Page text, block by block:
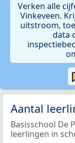
Verken alle
Vinkeveen.
uitstroom,
data
Aantal
Basisschool De
leerlingen in